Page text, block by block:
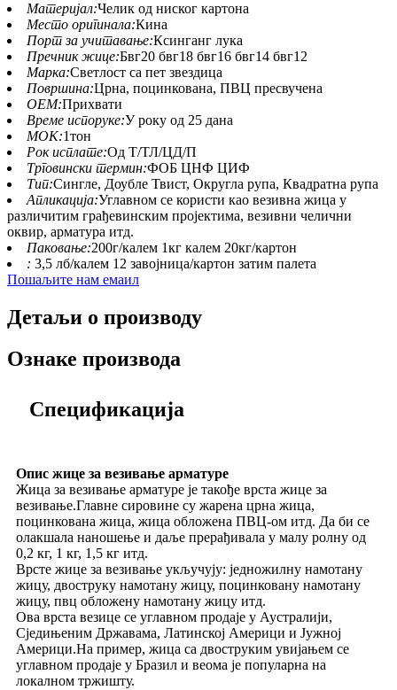
Материјал:Челик од ниског картона
Место оригинала:Кина
Порт за учитавање:Ксинганг лука
Пречник жице:Бвг20 бвг18 бвг16 бвг14 бвг12
Марка:Светлост са пет звездица
Површина:Црна, поцинкована, ПВЦ пресвучена
ОЕМ:Прихвати
Време испоруке:У року од 25 дана
МОК:1тон
Рок исплате:Од Т/ТЛ/ЦД/П
Трговински термин:ФОБ ЦНФ ЦИФ
Тип:Сингле, Доубле Твист, Округла рупа, Квадратна рупа
Апликација:Углавном се користи као везивна жица у
различитим грађевинским пројектима, везивни челични
оквир, арматура итд.
Паковање:200г/калем 1кг калем 20кг/картон
: 3,5 лб/калем 12 завојница/картон затим палета
Пошаљите нам емаил
Детаљи о производу
Ознаке производа
Спецификација
Опис жице за везивање арматуре
Жица за везивање арматуре је такође врста жице за
везивање.Главне сировине су жарена црна жица,
поцинкована жица, жица обложена ПВЦ-ом итд. Да би се
олакшала наношење и даље прерађивала у малу ролну од
0,2 кг, 1 кг, 1,5 кг итд.
Врсте жице за везивање укључују: једножилну намотану
жицу, двоструку намотану жицу, поцинковану намотану
жицу, пвц обложену намотану жицу итд.
Ова врста везице се углавном продаје у Аустралији,
Сједињеним Државама, Латинској Америци и Јужној
Америци.На пример, жица са двоструким увијањем се
углавном продаје у Бразил и веома је популарна на
локалном тржишту.